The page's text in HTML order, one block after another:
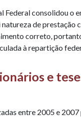
Federal consolidou o
de prestação
correto,
à repartição
e
entre 2005 e 2007